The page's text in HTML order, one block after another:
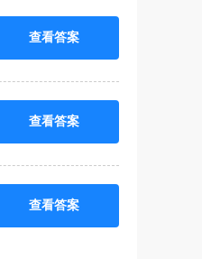
查看答案
查看答案
查看答案